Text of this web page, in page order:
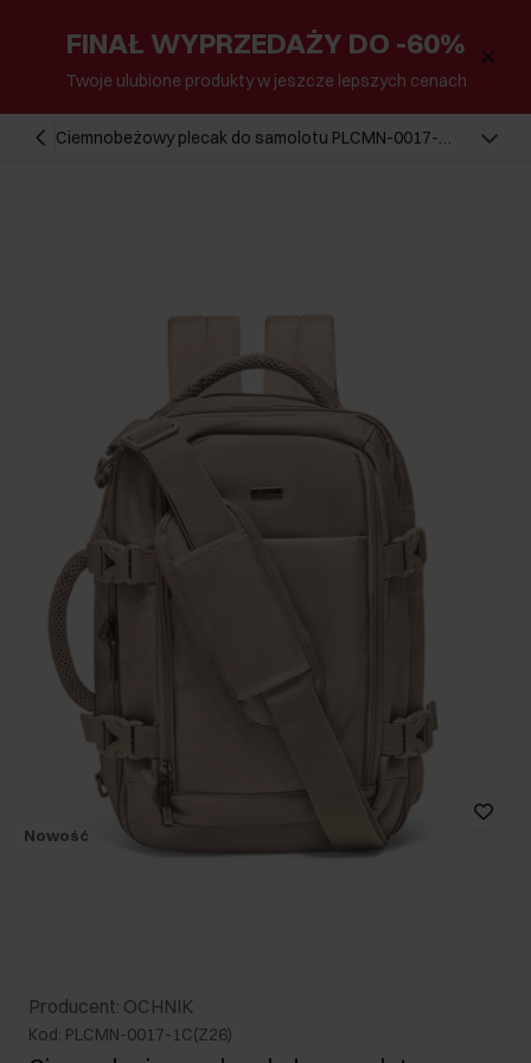
FINAŁ WYPRZEDAŻY DO -60%
Twoje ulubione produkty w jeszcze lepszych cenach
Ciemnobeżowy plecak do samolotu PLCMN-0017-
Nowość
Producent: OCHNIK
Kod: PLCMN-0017-1C(Z26)